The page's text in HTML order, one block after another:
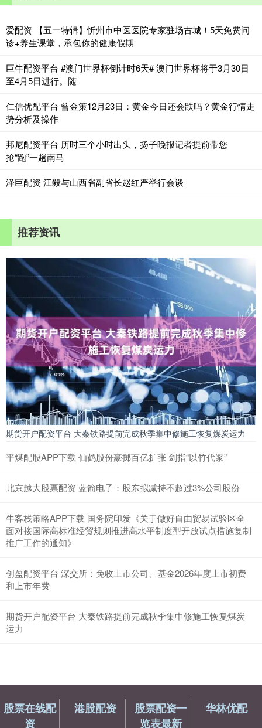
爱配资 【五一特辑】忻州市中医医院专家驻场古城！5天免费问
诊+养生课堂，承包你的健康假期
巨牛配资平台 #澳门世界杯倒计时6天# 澳门世界杯将于3月30日
至4月5日进行。随
仁信优配平台 曾金策12月23日：黄金今日还会跌吗？黄金行情走
势分析及操作
邦尼配资平台 历时三个小时出头，扬子晚报记者提前带您
抢“跑”一趟南马
泽巨配资 江毅与山西省副省长赵红严举行会谈
推荐资讯
期货开户配资平台 大秦铁路提前完成秋季集中修施工恢复煤炭运力
平煤配股APP下载 仙鹤股份豪掷百亿扩张 剑指“以竹代浆”
北京越大股票配资 蓝箭电子：股东拟减持不超过3%公司股份
牛客栈策略APP下载 国务院印发《关于做好自由贸易试验区全
面对接国际高标准经贸规则推进高水平制度型开放试点措施复制
推广工作的通知》
创盈配资平台 深交所：免收上市公司、基金2026年度上市初费
和上市年费
期货开户配资平台 大秦铁路提前完成秋季集中修施工恢复煤炭
运力
股票在线配
资
港股配资
股票配资一
览表最新
华林优配